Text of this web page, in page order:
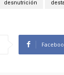
desnutrición